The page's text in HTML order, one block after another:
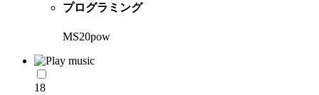
プログラミング
MS20pow
18